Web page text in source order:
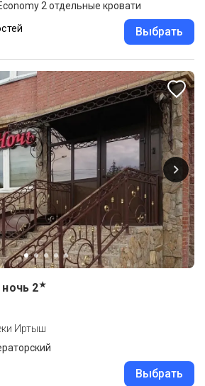
2 отдельные кровати
Выбрать
2★
Иртыш
Выбрать